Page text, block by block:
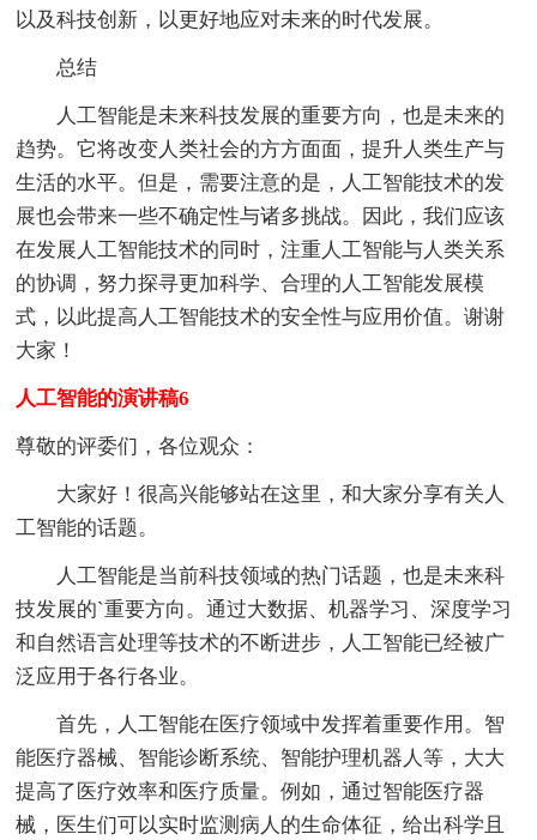
以及科技创新，以更好地应对未来的时代发展。
总结
人工智能是未来科技发展的重要方向，也是未来的
趋势。它将改变人类社会的方方面面，提升人类生产与
生活的水平。但是，需要注意的是，人工智能技术的发
展也会带来一些不确定性与诸多挑战。因此，我们应该
在发展人工智能技术的同时，注重人工智能与人类关系
的协调，努力探寻更加科学、合理的人工智能发展模
式，以此提高人工智能技术的安全性与应用价值。谢谢
大家！
人工智能的演讲稿6
尊敬的评委们，各位观众：
大家好！很高兴能够站在这里，和大家分享有关人
工智能的话题。
人工智能是当前科技领域的热门话题，也是未来科
技发展的`重要方向。通过大数据、机器学习、深度学习
和自然语言处理等技术的不断进步，人工智能已经被广
泛应用于各行各业。
首先，人工智能在医疗领域中发挥着重要作用。智
能医疗器械、智能诊断系统、智能护理机器人等，大大
提高了医疗效率和医疗质量。例如，通过智能医疗器
械，医生们可以实时监测病人的生命体征，给出科学且